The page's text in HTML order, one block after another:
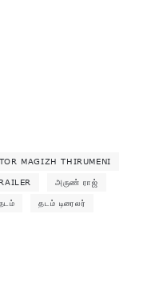
MAGIZH THIRUMENI
அருண் ராஜ்
தடம் டிரைலர்